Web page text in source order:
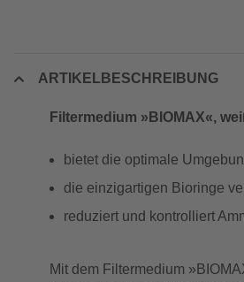
ARTIKELBESCHREIBUNG
Filtermedium »BIOMAX«,
bietet die optimale
die einzigartigen Bioringe
reduziert und kontrolliert
Mit dem Filtermedium